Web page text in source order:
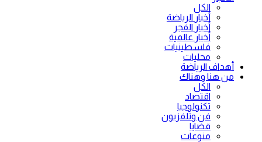
الكل
أخبار الرياضة
أخبار الفجر
أخبار عالمية
فلسطينيات
محليات
أهداف الرياضة
من هنا وهناك
الكل
اقتصاد
تكنولوجيا
فن وتلفزيون
قضايا
منوعات